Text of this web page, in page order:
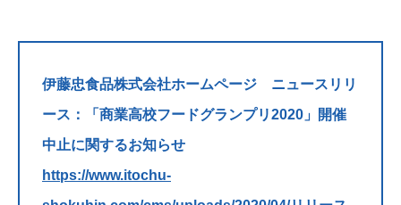
伊藤忠食品株式会社ホームページ ニュースリリ
ース：「商業高校フードグランプリ2020」開催
中止に関するお知らせ
https://www.itochu-